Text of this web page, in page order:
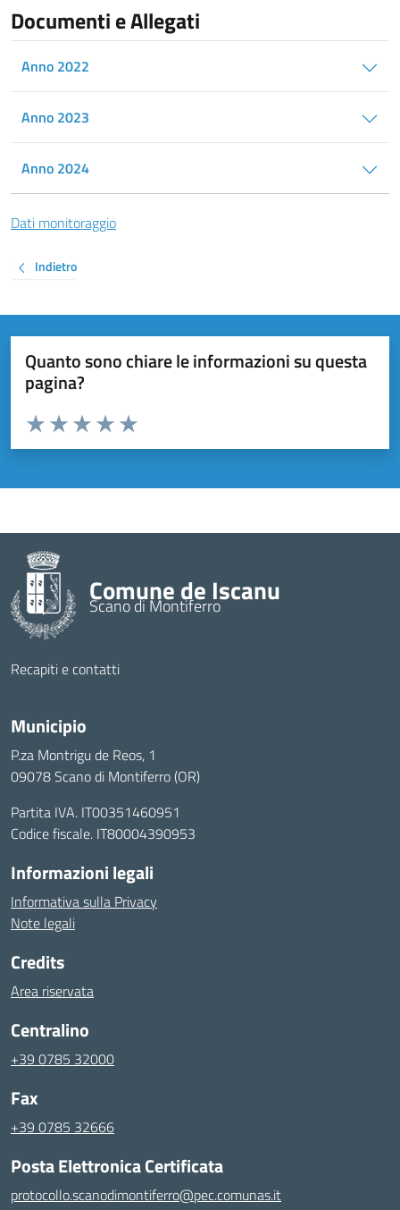
Documenti e Allegati
Anno 2022
Anno 2023
Anno 2024
Dati monitoraggio
Indietro
Quanto sono chiare le informazioni su questa
pagina?
Valuta da 1 a 5 stelle la pagina
Valuta 5 stelle su 5
Valuta 4 stelle su 5
Valuta 3 stelle su 5
Valuta 2 stelle su 5
Valuta 1 stelle su 5
Comune de Iscanu
Scano di Montiferro
Recapiti e contatti
Municipio
P.za Montrigu de Reos, 1
09078 Scano di Montiferro (OR)
Partita IVA. IT00351460951
Codice fiscale. IT80004390953
Informazioni legali
Informativa sulla Privacy
Note legali
Credits
Area riservata
Centralino
+39 0785 32000
Fax
+39 0785 32666
Posta Elettronica Certificata
protocollo.scanodimontiferro@pec.comunas.it